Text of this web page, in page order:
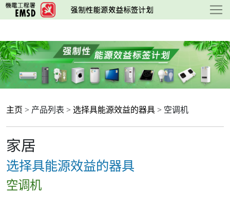
跳
至
要
内
容
主页 > 产品列表 > 选择具能源效益的器具 > 空调机
家居
选择具能源效益的器具
空调机